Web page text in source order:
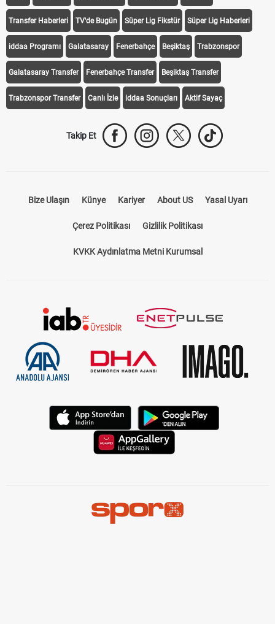
Transfer Haberleri TV'de Bugün Süper Lig Fikstür Süper Lig Haberleri
iddaa Programı Galatasaray Fenerbahçe Beşiktaş Trabzonspor
Galatasaray Transfer Fenerbahçe Transfer Beşiktaş Transfer
Trabzonspor Transfer Canlı İzle iddaa Sonuçları Aktif Sayaç
Takip Et
Bize Ulaşın Künye Kariyer About US Yasal Uyarı
Çerez Politikası Gizlilik Politikası
KVKK Aydınlatma Metni Kurumsal